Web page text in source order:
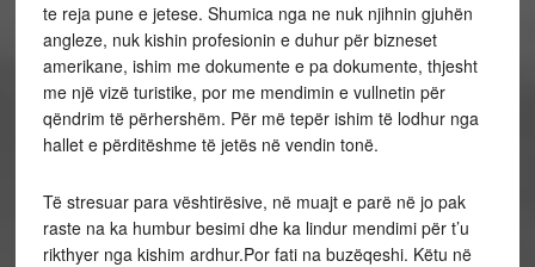
te reja pune e jetese. Shumica nga ne nuk njihnin gjuhën
angleze, nuk kishin profesionin e duhur për bizneset
amerikane, ishim me dokumente e pa dokumente, thjesht
me një vizë turistike, por me mendimin e vullnetin për
qëndrim të përhershëm. Për më tepër ishim të lodhur nga
hallet e përditëshme të jetës në vendin tonë.
Të stresuar para vështirësive, në muajt e parë në jo pak
raste na ka humbur besimi dhe ka lindur mendimi për t’u
rikthyer nga kishim ardhur.Por fati na buzëqeshi. Këtu në